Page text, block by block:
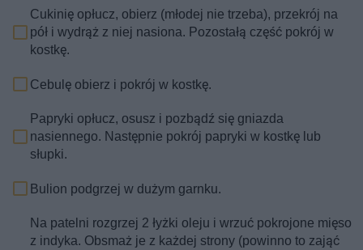
Cukinię opłucz, obierz (młodej nie trzeba), przekrój na
pół i wydrąż z niej nasiona. Pozostałą część pokrój w
kostkę.
Cebulę obierz i pokrój w kostkę.
Papryki opłucz, osusz i pozbądź się gniazda
nasiennego. Następnie pokrój papryki w kostkę lub
słupki.
Bulion podgrzej w dużym garnku.
Na patelni rozgrzej 2 łyżki oleju i wrzuć pokrojone mięso
z indyka. Obsmaż je z każdej strony (powinno to zająć